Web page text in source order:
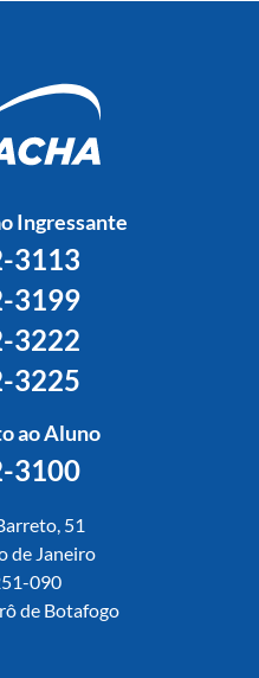
Ingressante
3113
3199
3222
3225
ao Aluno
3100
51
de Janeiro
090
de Botafogo